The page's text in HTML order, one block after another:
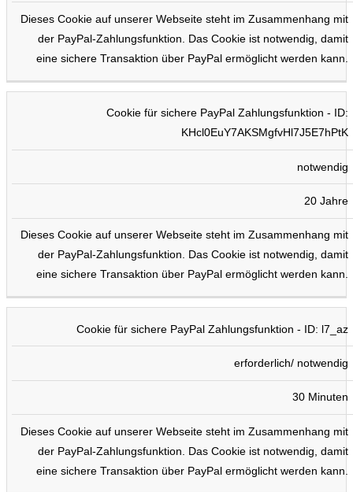
Dieses Cookie auf unserer Webseite steht im Zusammenhang mit
der PayPal-Zahlungsfunktion. Das Cookie ist notwendig, damit
eine sichere Transaktion über PayPal ermöglicht werden kann.
Cookie für sichere PayPal Zahlungsfunktion - ID:
KHcl0EuY7AKSMgfvHl7J5E7hPtK
notwendig
20 Jahre
Dieses Cookie auf unserer Webseite steht im Zusammenhang mit
der PayPal-Zahlungsfunktion. Das Cookie ist notwendig, damit
eine sichere Transaktion über PayPal ermöglicht werden kann.
Cookie für sichere PayPal Zahlungsfunktion - ID: l7_az
erforderlich/ notwendig
30 Minuten
Dieses Cookie auf unserer Webseite steht im Zusammenhang mit
der PayPal-Zahlungsfunktion. Das Cookie ist notwendig, damit
eine sichere Transaktion über PayPal ermöglicht werden kann.